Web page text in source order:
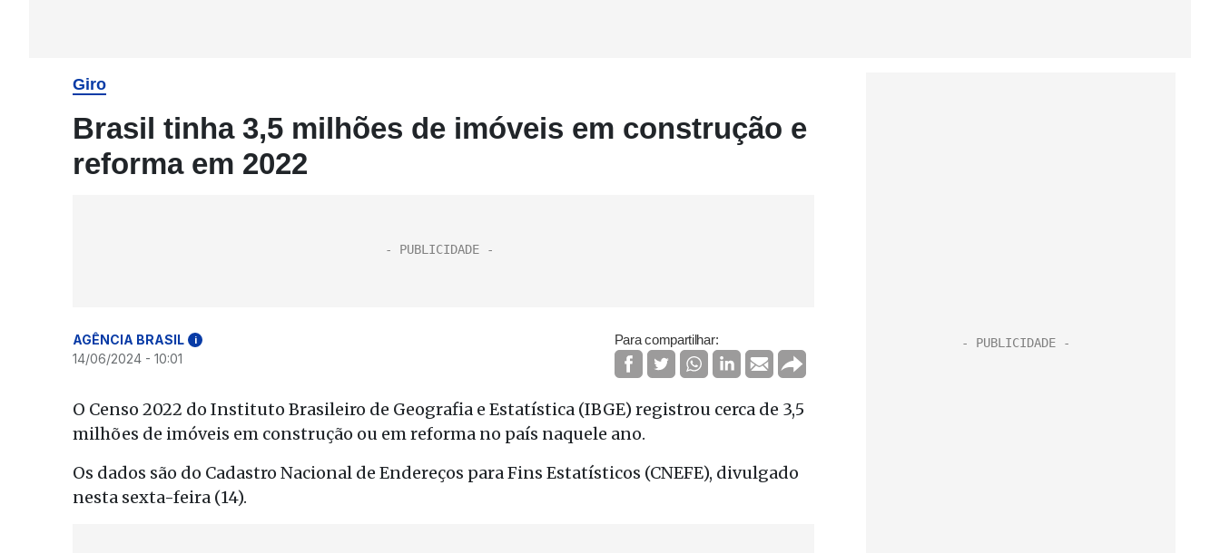
Giro
Brasil tinha 3,5 milhões de imóveis em construção e
reforma em 2022
AGÊNCIA BRASIL i
14/06/2024 - 10:01
Para compartilhar:
O Censo 2022 do Instituto Brasileiro de Geografia e Estatística (IBGE) registrou cerca de 3,5
milhões de imóveis em construção ou em reforma no país naquele ano.
Os dados são do Cadastro Nacional de Endereços para Fins Estatísticos (CNEFE), divulgado
nesta sexta-feira (14).